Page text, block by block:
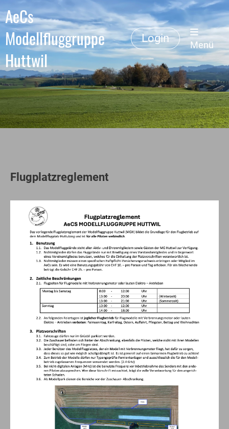
AeCs
Modellfluggruppe
Huttwil
Login
Menü
Flugplatzreglement